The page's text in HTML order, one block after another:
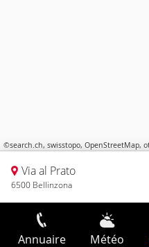
©search.ch, swisstopo, OpenStreetMap,
Via al Prato
6500 Bellinzona
Annuaire Météo